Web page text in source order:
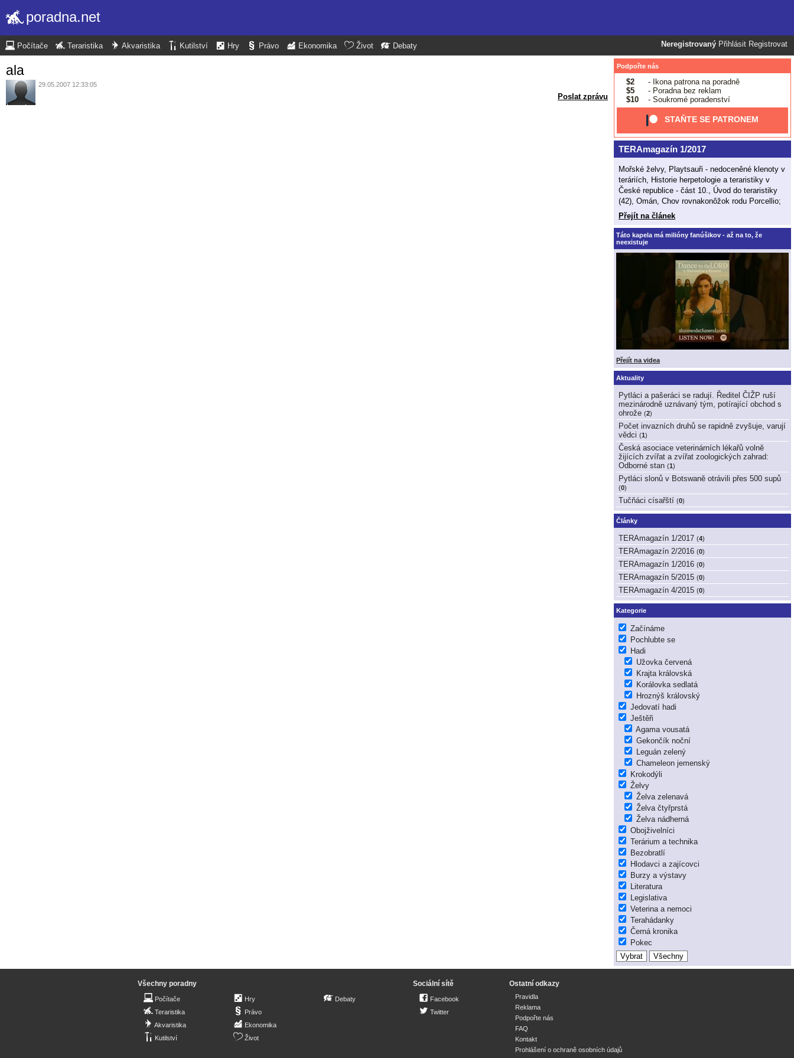
poradna.net
Neregistrovaný Přihlásit Registrovat
Počítače Teraristika Akvaristika Kutilství Hry Právo Ekonomika Život Debaty
ala
29.05.2007 12:33:05
Poslat zprávu
Podpořte nás
$2
- Ikona patrona na poradně
$5
- Poradna bez reklam
$10
- Soukromé poradenství
STAŇTE SE PATRONEM
TERAmagazín 1/2017
Mořské želvy, Playtsauři - nedoceněné klenoty v
teráriích, Historie herpetologie a teraristiky v
České republice - část 10., Úvod do teraristiky
(42), Omán, Chov rovnakonôžok rodu Porcellio;
Přejít na článek
Táto kapela má milióny fanúšikov - až na to, že
neexistuje
Přejít na videa
Aktuality
Pytláci a pašeráci se radují. Ředitel ČIŽP ruší
mezinárodně uznávaný tým, potírající obchod s
ohrože (2)
Počet invazních druhů se rapidně zvyšuje, varují
vědci (1)
Česká asociace veterinárních lékařů volně
žijících zvířat a zvířat zoologických zahrad:
Odborné stan (1)
Pytláci slonů v Botswaně otrávili přes 500 supů
(0)
Tučňáci císařští (0)
Články
TERAmagazín 1/2017 (4)
TERAmagazín 2/2016 (0)
TERAmagazín 1/2016 (0)
TERAmagazín 5/2015 (0)
TERAmagazín 4/2015 (0)
Kategorie
Začínáme
Pochlubte se
Hadi
Užovka červená
Krajta královská
Korálovka sedlatá
Hroznýš královský
Jedovatí hadi
Ještěři
Agama vousatá
Gekončík noční
Leguán zelený
Chameleon jemenský
Krokodýli
Želvy
Želva zelenavá
Želva čtyřprstá
Želva nádherná
Obojživelníci
Terárium a technika
Bezobratlí
Hlodavci a zajícovci
Burzy a výstavy
Literatura
Legislativa
Veterina a nemoci
Terahádanky
Černá kronika
Pokec
Všechny poradny
Počítače
Teraristika
Akvaristika
Kutilství
Hry
Právo
Ekonomika
Život
Debaty
Sociální sítě
Facebook
Twitter
Ostatní odkazy
Pravidla
Reklama
Podpořte nás
FAQ
Kontakt
Prohlášení o ochraně osobních údajů